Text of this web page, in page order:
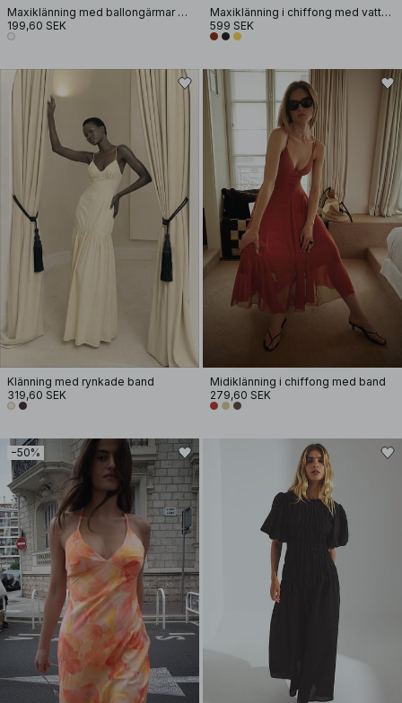
Maxiklänning med ballongärmar och öppen rygg
199,60 SEK
Maxiklänning i chiffong med vattenfallseffekt
599 SEK
Klänning med rynkade band
319,60 SEK
Midiklänning i chiffong med band
279,60 SEK
−50%